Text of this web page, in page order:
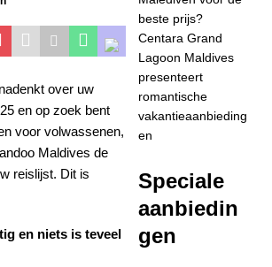
S EN RESORTS
[ 30 april 2026 ]
Meyyafushi
Maldives opent
met luxe all-
inclusive reizen
STERRENHOTEL
over uw
en op zoek bent
voor volwassenen,
Maldives de
reislijst. Dit is
en niets is teveel
beste prijs?
Centara Grand
Lagoon Maldives
presenteert
romantische
vakantieaanbieding
en
Speciale
aanbiedin
gen